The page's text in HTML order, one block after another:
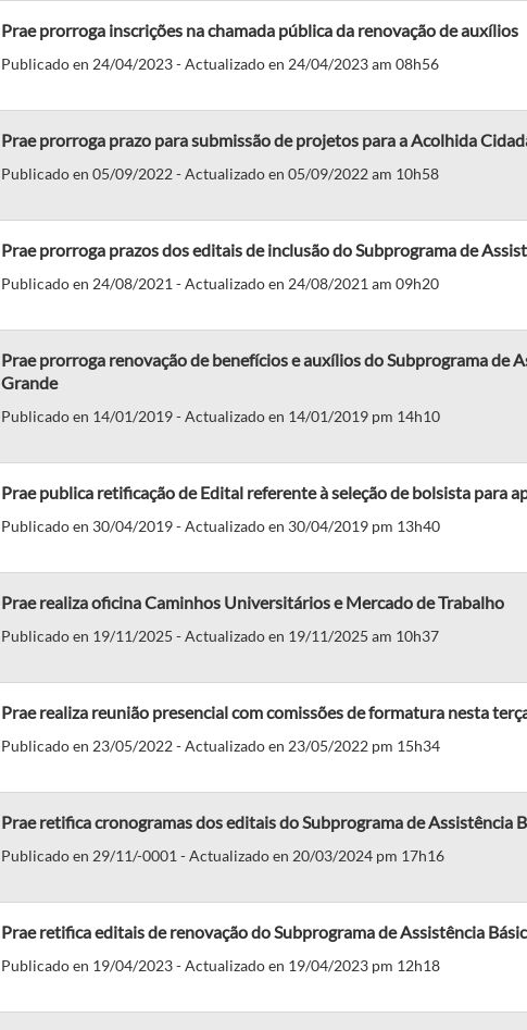
Prae prorroga inscrições na chamada pública da renovação de auxílios
Publicado en 24/04/2023 - Actualizado en 24/04/2023 am 08h56
Prae prorroga prazo para submissão de projetos para a Acolhida
Publicado en 05/09/2022 - Actualizado en 05/09/2022 am 10h58
Prae prorroga prazos dos editais de inclusão do Subprograma de
Publicado en 24/08/2021 - Actualizado en 24/08/2021 am 09h20
Prae prorroga renovação de benefícios e auxílios do Subprograma de
Grande
Publicado en 14/01/2019 - Actualizado en 14/01/2019 pm 14h10
Prae publica retificação de Edital referente à seleção de bolsista para
Publicado en 30/04/2019 - Actualizado en 30/04/2019 pm 13h40
Prae realiza oficina Caminhos Universitários e Mercado de Trabalho
Publicado en 19/11/2025 - Actualizado en 19/11/2025 am 10h37
Prae realiza reunião presencial com comissões de formatura nesta
Publicado en 23/05/2022 - Actualizado en 23/05/2022 pm 15h34
Prae retifica cronogramas dos editais do Subprograma de Assistência
Publicado en 29/11/-0001 - Actualizado en 20/03/2024 pm 17h16
Prae retifica editais de renovação do Subprograma de Assistência
Publicado en 19/04/2023 - Actualizado en 19/04/2023 pm 12h18